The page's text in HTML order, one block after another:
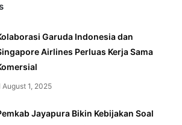
Garuda Indonesia dan
Airlines Perluas Kerja Sama
August 1, 2025
Jayapura Bikin Kebijakan Soal